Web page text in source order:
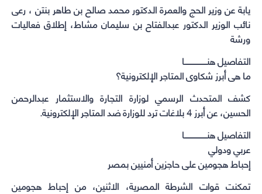
يابة عن وزير الحج والعمرة الدكتور محمد صالح بن طاهر بنتن ، رعى
نائب الوزير الدكتور عبدالفتاح بن سليمان مشاط، إطلاق فعاليات
ورشة
التفاصيل هنـــــــــــــــــــا
ما هى أبرز شكاوى المتاجر الإلكترونية؟
كشف المتحدث الرسمي لوزارة التجارة والاستثمار عبدالرحمن
الحسين، عن ‏‫أبرز 4 بلاغات ترد للوزارة ضد المتاجر الإلكترونية.
التفاصيل هنـــــــــــــــــــا
عربي ودولي
إحباط هجومين على حاجزين أمنيين بمصر
تمكنت قوات الشرطة المصرية، الاثنين، من إحباط هجومين